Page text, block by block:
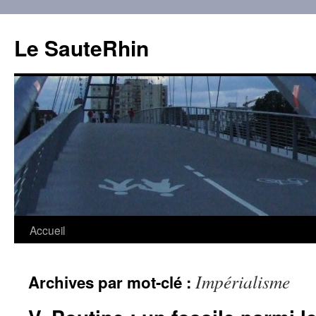
contenu
Le SauteRhin
Accueil
Archives par mot-clé : Impérialisme